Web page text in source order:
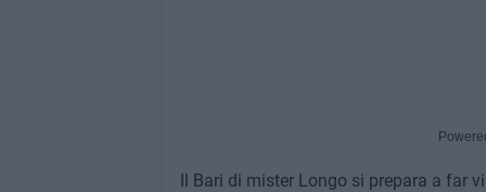
Il Bari di mister Longo si prepara a far